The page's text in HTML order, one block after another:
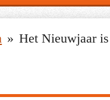
» Het Nieuwjaar